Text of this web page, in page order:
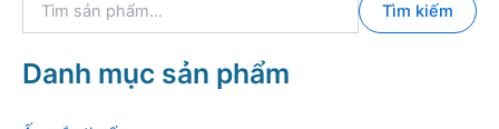
k
i
Tìm kiếm
Danh mục sản phẩm